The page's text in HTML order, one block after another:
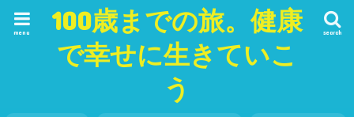
100歳までの旅。健康
で幸せに生きていこ
う
search
menu